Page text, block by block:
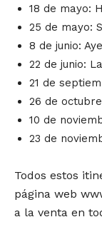
18 de mayo:
25 de mayo:
8 de junio:
22 de junio:
21 de
26 de
10 de
23 de
Todos estos
página web
a la venta en